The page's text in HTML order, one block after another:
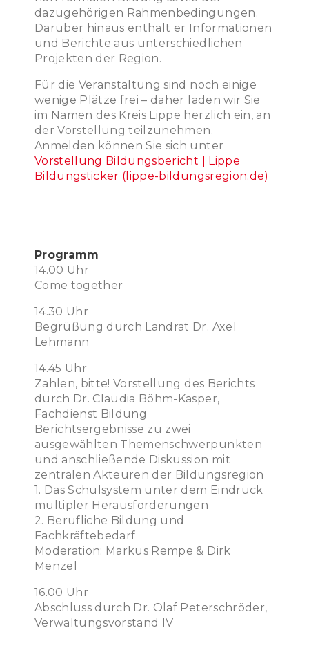
dazugehörigen Rahmenbedingungen.
Darüber hinaus enthält er Informationen
und Berichte aus unterschiedlichen
Projekten der Region.
Für die Veranstaltung sind noch einige
wenige Plätze frei – daher laden wir Sie
im Namen des Kreis Lippe herzlich ein, an
der Vorstellung teilzunehmen.
Anmelden können Sie sich unter
Vorstellung Bildungsbericht | Lippe
Bildungsticker (lippe-bildungsregion.de)
Programm
14.00 Uhr
Come together
14.30 Uhr
Begrüßung durch Landrat Dr. Axel
Lehmann
14.45 Uhr
Zahlen, bitte! Vorstellung des Berichts
durch Dr. Claudia Böhm-Kasper,
Fachdienst Bildung
Berichtsergebnisse zu zwei
ausgewählten Themenschwerpunkten
und anschließende Diskussion mit
zentralen Akteuren der Bildungsregion
1. Das Schulsystem unter dem Eindruck
multipler Herausforderungen
2. Berufliche Bildung und
Fachkräftebedarf
Moderation: Markus Rempe & Dirk
Menzel
16.00 Uhr
Abschluss durch Dr. Olaf Peterschröder,
Verwaltungsvorstand IV